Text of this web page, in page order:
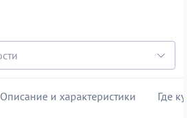
Описание и характеристики Где